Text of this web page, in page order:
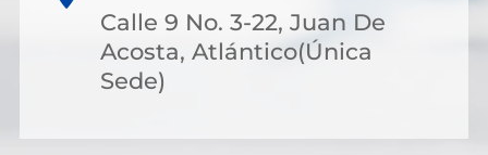
Calle 9 No. 3-22, Juan De
Acosta, Atlántico(Única
Sede)